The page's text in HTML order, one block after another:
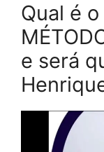
Qual é
e será